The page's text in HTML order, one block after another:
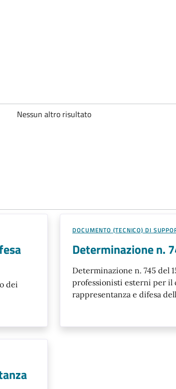
Nessun altro risultato
dei
DOCUMENTO (TECNICO) DI
Determinazione n.
Determinazione n. 745 del
professionisti esterni per
rappresentanza e difesa